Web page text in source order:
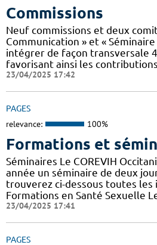
Commissions
Neuf commissions et deux
Communication » et «
intégrer de façon transversale
favorisant ainsi les
23/04/2025 17:42
PAGES
relevance: 100%
Formations et
Séminaires Le COREVIH
année un séminaire de deux
trouverez ci-dessous toutes
Formations en Santé Sexuelle
23/04/2025 17:41
PAGES